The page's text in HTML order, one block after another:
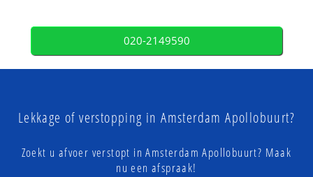
020-2149590
Lekkage of verstopping in Amsterdam Apollobuurt?
Zoekt u afvoer verstopt in Amsterdam Apollobuurt? Maak
nu een afspraak!